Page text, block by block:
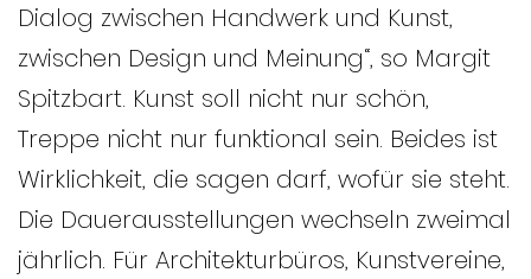
Dialog zwischen Handwerk und Kunst,
zwischen Design und Meinung“, so Margit
Spitzbart. Kunst soll nicht nur schön,
Treppe nicht nur funktional sein. Beides ist
Wirklichkeit, die sagen darf, wofür sie steht.
Die Dauerausstellungen wechseln zweimal
jährlich. Für Architekturbüros, Kunstvereine,